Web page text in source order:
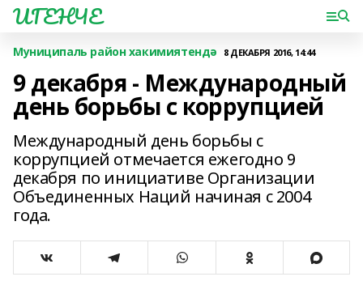
ИГЕНЧЕ
Муниципаль район хакимиятендә 8 ДЕКАБРЯ 2016, 14:44
9 декабря - Международный
день борьбы с коррупцией
Международный день борьбы с
коррупцией отмечается ежегодно 9
декабря по инициативе Организации
Объединенных Наций начиная с 2004
года.